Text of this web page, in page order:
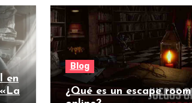
en
Blog
¿Qué es un escape room